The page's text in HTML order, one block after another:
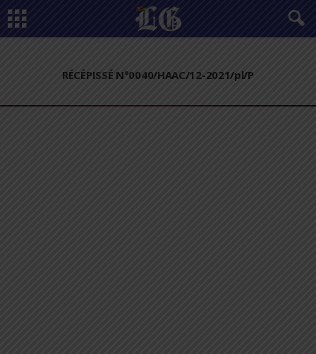
RÉCÉPISSÉ N°0040/HAAC/12-2021/pl/P